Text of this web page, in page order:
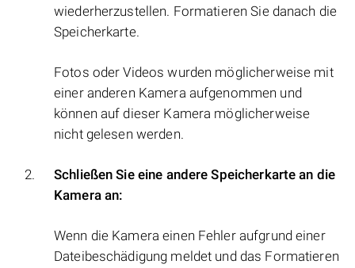
wiederherzustellen. Formatieren Sie danach die
Speicherkarte.
Fotos oder Videos wurden möglicherweise mit
einer anderen Kamera aufgenommen und
können auf dieser Kamera möglicherweise
nicht gelesen werden.
Schließen Sie eine andere Speicherkarte an die
Kamera an:
Wenn die Kamera einen Fehler aufgrund einer
Dateibeschädigung meldet und das Formatieren